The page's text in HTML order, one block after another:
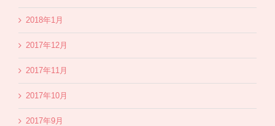
2018年1月
2017年12月
2017年11月
2017年10月
2017年9月